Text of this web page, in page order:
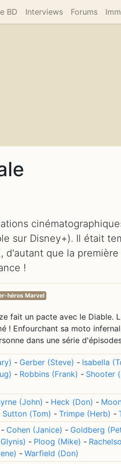
BD Interviews Forums
sur Disney+). Il était
d'autant que la
!
héros Marvel
fait un pacte avec le Diable.
! Enfourchant sa moto
dans une série
- Gerber (Steve) - Isabella
- Robbins (Frank) - Shooter
(John) - Heck (Don) -
Sutton (Tom) - Trimpe (Herb) -
- Cohen (Janice) - Goldberg
- Ploog (Mike) -
- Warfield (Don)